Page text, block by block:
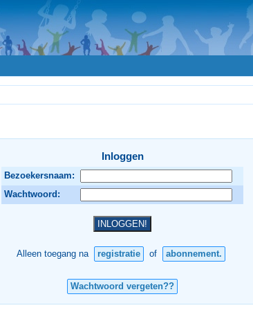
Inloggen
Bezoekersnaam:
Wachtwoord:
Alleen toegang na registratie of abonnement.
Wachtwoord vergeten??